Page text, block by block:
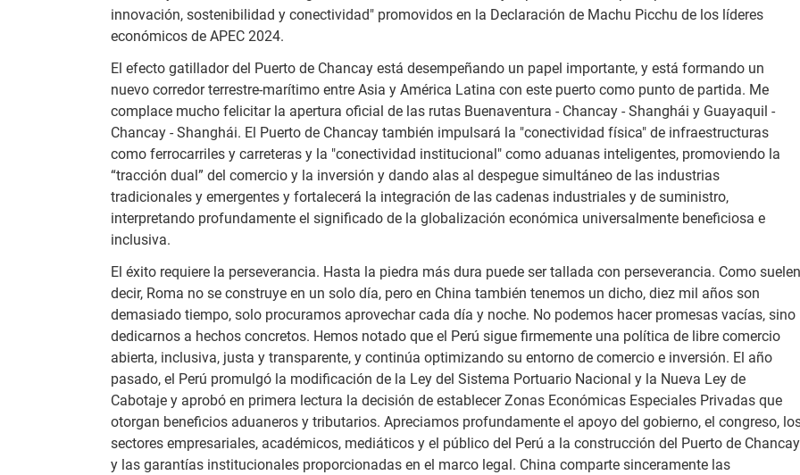
innovación, sostenibilidad y conectividad" promovidos en la Declaración de Machu Picchu de los líderes
económicos de APEC 2024.
El efecto gatillador del Puerto de Chancay está desempeñando un papel importante, y está formando un
nuevo corredor terrestre-marítimo entre Asia y América Latina con este puerto como punto de partida. Me
complace mucho felicitar la apertura oficial de las rutas Buenaventura - Chancay - Shanghái y Guayaquil -
Chancay - Shanghái. El Puerto de Chancay también impulsará la "conectividad física" de infraestructuras
como ferrocarriles y carreteras y la "conectividad institucional" como aduanas inteligentes, promoviendo la
“tracción dual” del comercio y la inversión y dando alas al despegue simultáneo de las industrias
tradicionales y emergentes y fortalecerá la integración de las cadenas industriales y de suministro,
interpretando profundamente el significado de la globalización económica universalmente beneficiosa e
inclusiva.
El éxito requiere la perseverancia. Hasta la piedra más dura puede ser tallada con perseverancia. Como suelen
decir, Roma no se construye en un solo día, pero en China también tenemos un dicho, diez mil años son
demasiado tiempo, solo procuramos aprovechar cada día y noche. No podemos hacer promesas vacías, sino
dedicarnos a hechos concretos. Hemos notado que el Perú sigue firmemente una política de libre comercio
abierta, inclusiva, justa y transparente, y continúa optimizando su entorno de comercio e inversión. El año
pasado, el Perú promulgó la modificación de la Ley del Sistema Portuario Nacional y la Nueva Ley de
Cabotaje y aprobó en primera lectura la decisión de establecer Zonas Económicas Especiales Privadas que
otorgan beneficios aduaneros y tributarios. Apreciamos profundamente el apoyo del gobierno, el congreso,
sectores empresariales, académicos, mediáticos y el público del Perú a la construcción del Puerto de Chancay
y las garantías institucionales proporcionadas en el marco legal. China comparte sinceramente las